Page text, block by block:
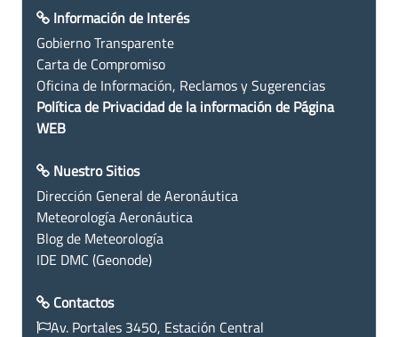
Información de Interés
Gobierno Transparente
Carta de Compromiso
Oficina de Información, Reclamos y Sugerencias
Política de Privacidad de la información de Página
WEB
Nuestro Sitios
Dirección General de Aeronáutica
Meteorología Aeronáutica
Blog de Meteorología
IDE DMC (Geonode)
Contactos
Av. Portales 3450, Estación Central